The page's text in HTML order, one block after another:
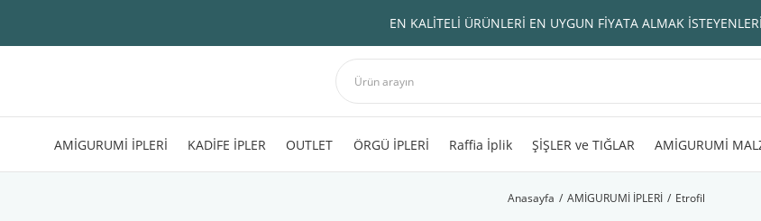
EN KALİTELİ ÜRÜNLERİ EN UYGUN FİYATA ALMAK
AMİGURUMİ İPLERİ KADİFE İPLER OUTLET ÖRGÜ İPLERİ Raffia İplik ŞİŞLER ve TIĞLAR AMİGURUMİ
Anasayfa AMİGURUMİ İPLERİ Etrofil